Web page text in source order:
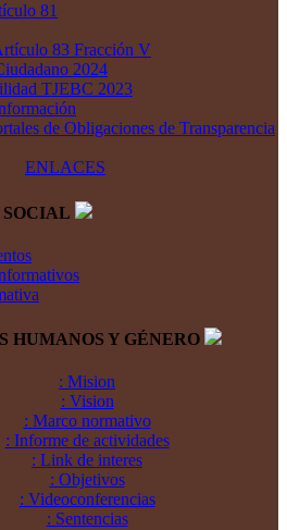
81
83 Fracción V
2024
TJEBC 2023
de Obligaciones de Transparencia
ENLACES
HUMANOS Y GÉNERO
: Mision
: Vision
: Marco normativo
: Informe de actividades
: Link de interes
: Objetivos
: Videoconferencias
: Sentencias